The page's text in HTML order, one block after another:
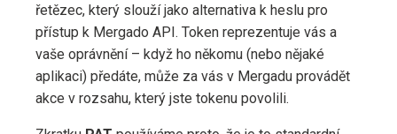
řetězec, který slouží jako alternativa k heslu pro
přístup k Mergado API. Token reprezentuje vás a
vaše oprávnění – když ho někomu (nebo nějaké
aplikaci) předáte, může za vás v Mergadu provádět
akce v rozsahu, který jste tokenu povolili.